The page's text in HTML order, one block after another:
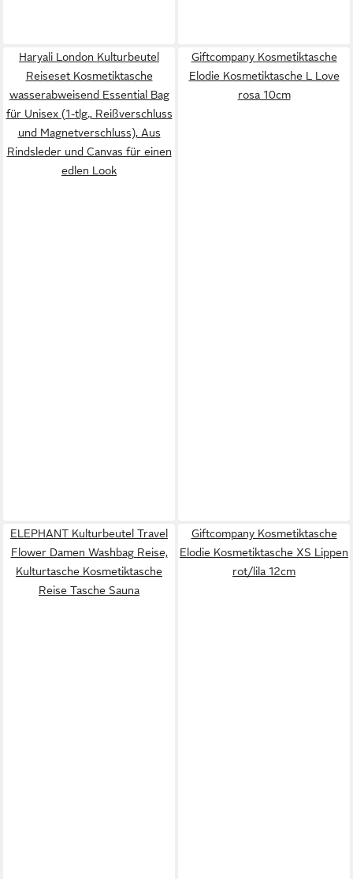
Haryali London Kulturbeutel
Reiseset Kosmetiktasche
wasserabweisend Essential Bag
für Unisex (1-tlg., Reißverschluss
und Magnetverschluss), Aus
Rindsleder und Canvas für einen
edlen Look
Giftcompany Kosmetiktasche
Elodie Kosmetiktasche L Love
rosa 10cm
ELEPHANT Kulturbeutel Travel
Flower Damen Washbag Reise,
Kulturtasche Kosmetiktasche
Reise Tasche Sauna
Giftcompany Kosmetiktasche
Elodie Kosmetiktasche XS Lippen
rot/lila 12cm